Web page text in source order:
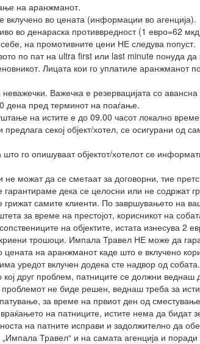
на аранжманот.
во цената (информации во агенција).
во денараска противвредност (1 евро=62
на промотивните цени НЕ следува попуст.
по пат на ultra first или last minute понуда
Лицата кои го уплатиле
Важечка е резервацијата со
дена пред терминот на поаѓање.
на истите е до 09.00 часот локално
секој објект/хотел, се осигурани од
го опишуваат објектот/хотелот се
не можат да се сметаат за договорни, тие
дека се целосни или не содржат
грижат самите клиенти. По завршувањето на
за време на престојот, корисникот на
на објектите, истата изнесува 2
трошоци. Импала Травел НЕ може да
цената на аранжманот каде што е вклучено
уредот вклучен додека сте надвор од собата.
друг проблем, патниците се должни веднаш
проблемот не биде решен, веднаш треба за
за време на првиот ден од
на патниците, истите нема да бидат
на патните исправи и задолжително да
„Импала Травел“ и на самата агенција и